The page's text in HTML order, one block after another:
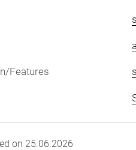
Features
on 25.06.2026